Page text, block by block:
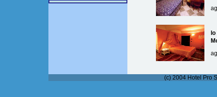
(c) 2004 Hotel Pro